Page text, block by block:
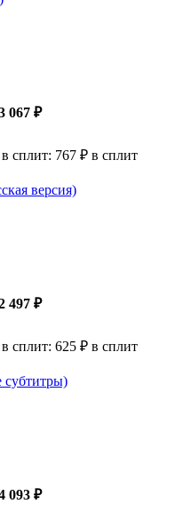
067 ₽
сплит: 767 ₽ в сплит
версия)
497 ₽
сплит: 625 ₽ в сплит
субтитры)
093 ₽